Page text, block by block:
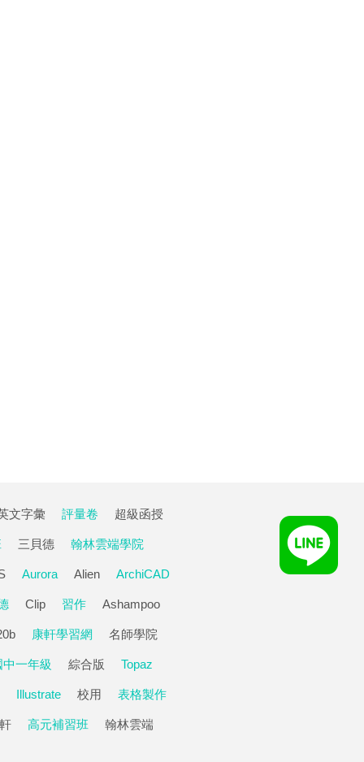
文字彙 評量卷 超級函授
三貝德 翰林雲端學院
Aurora Alien ArchiCAD
Clip 習作 Ashampoo
康軒學習網 名師學院
中一年級 綜合版 Topaz
Illustrate 校用 表格製作
高元補習班 翰林雲端